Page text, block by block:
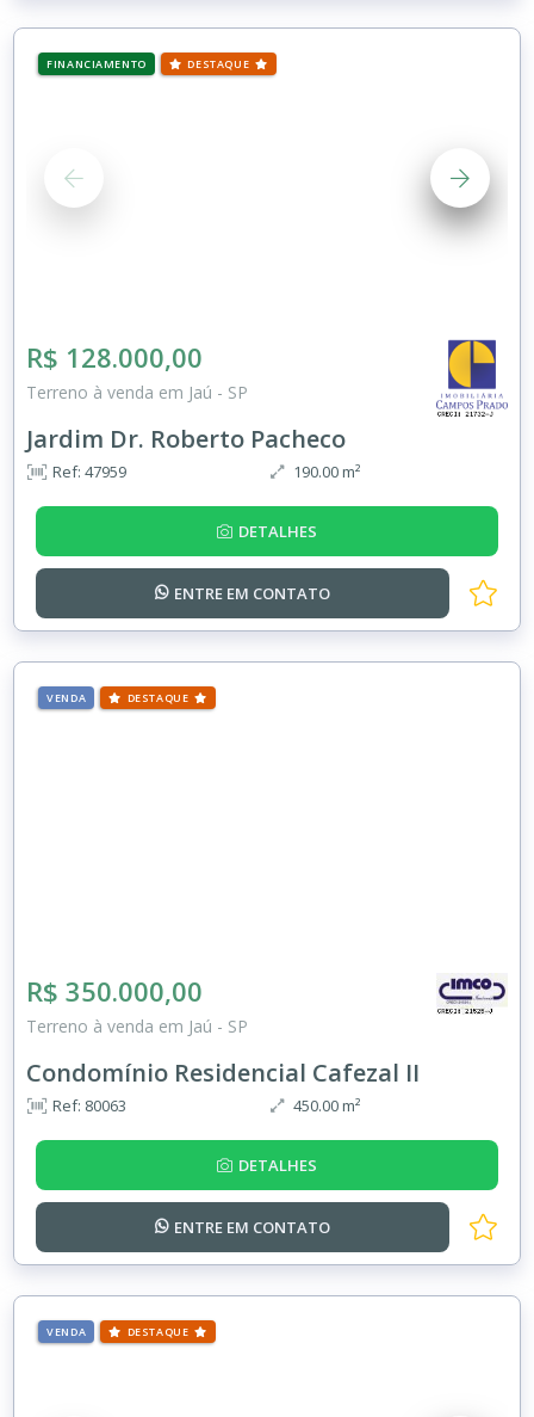
FINANCIAMENTO DESTAQUE
R$ 128.000,00
Terreno à venda em Jaú - SP
Jardim Dr. Roberto Pacheco
Ref: 47959 190.00 m²
DETALHES
ENTRE EM CONTATO
VENDA DESTAQUE
R$ 350.000,00
Terreno à venda em Jaú - SP
Condomínio Residencial Cafezal II
Ref: 80063 450.00 m²
DETALHES
ENTRE EM CONTATO
VENDA DESTAQUE